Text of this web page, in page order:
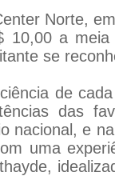
Norte,
10,00 a
se
de
das
nacional, e
uma